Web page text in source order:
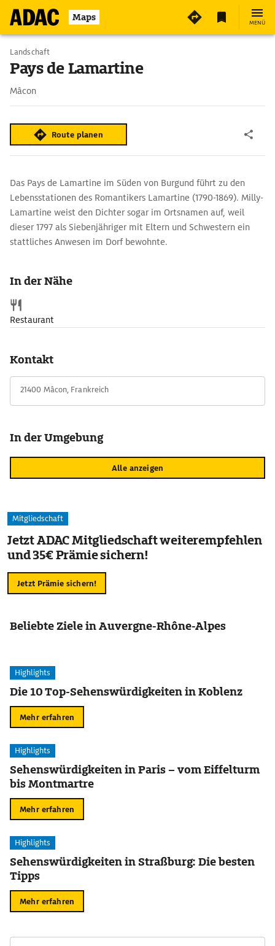
Maps MENÜ
Landschaft
Pays de Lamartine
Mâcon
Route planen
Das Pays de Lamartine im Süden von Burgund führt zu den
Lebensstationen des Romantikers Lamartine (1790-1869). Milly-
Lamartine weist den Dichter sogar im Ortsnamen auf, weil
dieser 1797 als Siebenjähriger mit Eltern und Schwestern ein
stattliches Anwesen im Dorf bewohnte.
In der Nähe
Restaurant
Kontakt
21400 Mâcon, Frankreich
In der Umgebung
Alle anzeigen
Mitgliedschaft
Jetzt ADAC Mitgliedschaft weiterempfehlen
und 35€ Prämie sichern!
Jetzt Prämie sichern!
Beliebte Ziele in Auvergne-Rhône-Alpes
Highlights
Die 10 Top-Sehenswürdigkeiten in Koblenz
Mehr erfahren
Highlights
Sehenswürdigkeiten in Paris – vom Eiffelturm
bis Montmartre
Mehr erfahren
Highlights
Sehenswürdigkeiten in Straßburg: Die besten
Tipps
Mehr erfahren